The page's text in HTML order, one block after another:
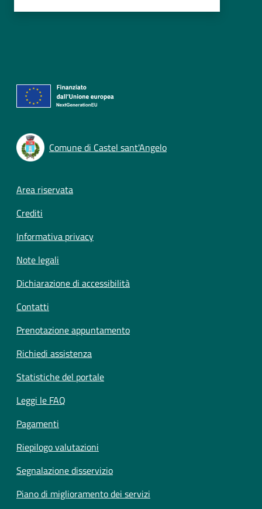
Comune di Castel sant'Angelo
Footer menu
Area riservata
Crediti
Informativa privacy
Note legali
Dichiarazione di accessibilità
Contatti
Prenotazione appuntamento
Richiedi assistenza
Statistiche del portale
Leggi le FAQ
Pagamenti
Riepilogo valutazioni
Segnalazione disservizio
Piano di miglioramento dei servizi